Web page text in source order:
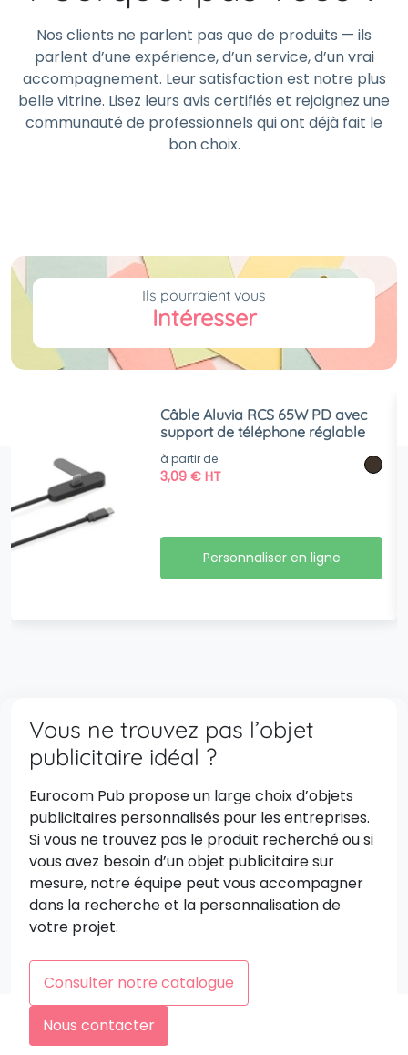
Nos clients ne parlent pas que de produits — ils
parlent d’une expérience, d’un service, d’un vrai
accompagnement. Leur satisfaction est notre plus
belle vitrine. Lisez leurs avis certifiés et rejoignez une
communauté de professionnels qui ont déjà fait le
bon choix.
Ils pourraient vous
Intéresser
Câble Aluvia RCS 65W PD avec
support de téléphone réglable
à partir de
3,09€ HT
Personnaliser en ligne
Vous ne trouvez pas l’objet
publicitaire idéal ?
Eurocom Pub propose un large choix d’objets
publicitaires personnalisés pour les entreprises.
Si vous ne trouvez pas le produit recherché ou si
vous avez besoin d’un objet publicitaire sur
mesure, notre équipe peut vous accompagner
dans la recherche et la personnalisation de
votre projet.
Consulter notre catalogue
Nous contacter